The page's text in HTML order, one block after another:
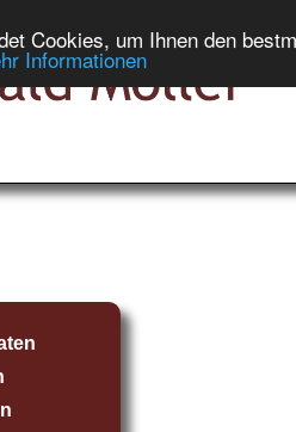
Cookies, um Ihnen den
Informationen